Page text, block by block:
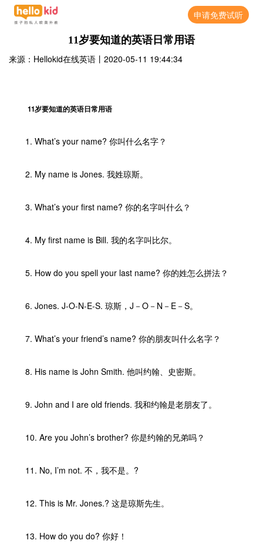
申请免费试听
11岁要知道的英语日常用语
来源：Hellokid在线英语 丨 2020-05-11 19:44:34
11岁要知道的英语日常用语
1. What’s your name? 你叫什么名字？
2. My name is Jones. 我姓琼斯。
3. What’s your first name? 你的名字叫什么？
4. My first name is Bill. 我的名字叫比尔。
5. How do you spell your last name? 你的姓怎么拼法？
6. Jones. J-O-N-E-S. 琼斯，J－O－N－E－S。
7. What’s your friend’s name? 你的朋友叫什么名字？
8. His name is John Smith. 他叫约翰、史密斯。
9. John and I are old friends. 我和约翰是老朋友了。
10. Are you John’s brother? 你是约翰的兄弟吗？
11. No, I’m not. 不，我不是。?
12. This is Mr. Jones.? 这是琼斯先生。
13. How do you do? 你好！